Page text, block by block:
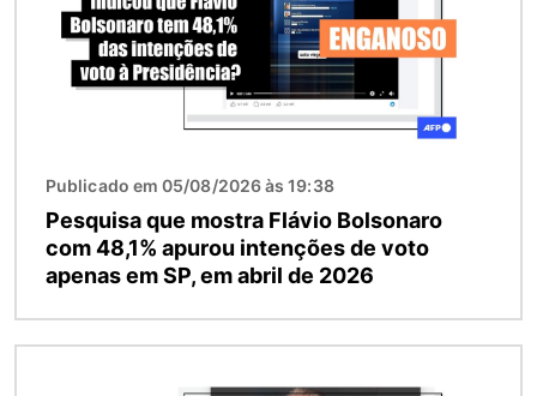
Publicado em 05/08/2026 às 19:38
Pesquisa que mostra Flávio Bolsonaro
com 48,1% apurou intenções de voto
apenas em SP, em abril de 2026